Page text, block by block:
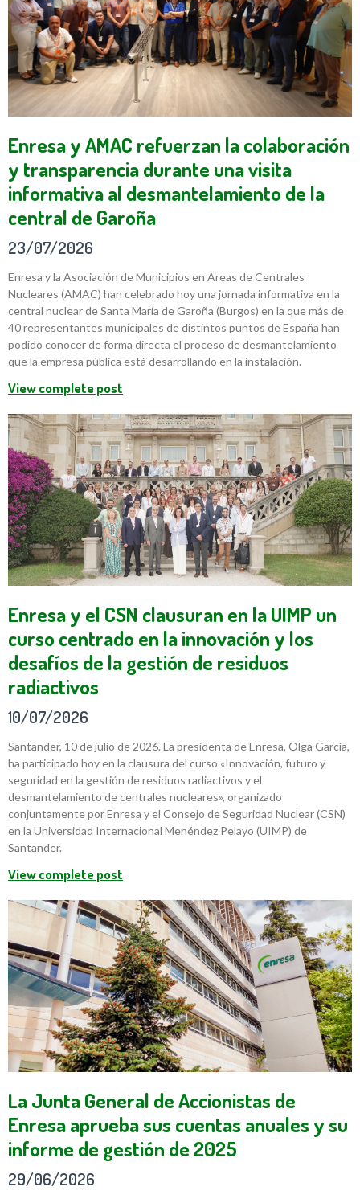
Enresa y AMAC refuerzan la colaboración
y transparencia durante una visita
informativa al desmantelamiento de la
central de Garoña
23/07/2026
Enresa y la Asociación de Municipios en Áreas de Centrales
Nucleares (AMAC) han celebrado hoy una jornada informativa en la
central nuclear de Santa María de Garoña (Burgos) en la que más de
40 representantes municipales de distintos puntos de España han
podido conocer de forma directa el proceso de desmantelamiento
que la empresa pública está desarrollando en la instalación.
View complete post
Enresa y el CSN clausuran en la UIMP un
curso centrado en la innovación y los
desafíos de la gestión de residuos
radiactivos
10/07/2026
Santander, 10 de julio de 2026. La presidenta de Enresa, Olga García,
ha participado hoy en la clausura del curso «Innovación, futuro y
seguridad en la gestión de residuos radiactivos y el
desmantelamiento de centrales nucleares», organizado
conjuntamente por Enresa y el Consejo de Seguridad Nuclear (CSN)
en la Universidad Internacional Menéndez Pelayo (UIMP) de
Santander.
View complete post
La Junta General de Accionistas de
Enresa aprueba sus cuentas anuales y su
informe de gestión de 2025
29/06/2026